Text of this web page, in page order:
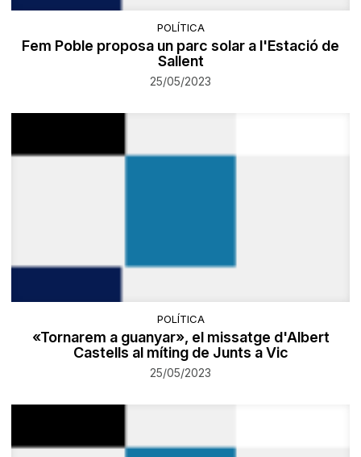
POLÍTICA
Fem Poble proposa un parc solar a l'Estació de
Sallent
25/05/2023
POLÍTICA
«Tornarem a guanyar», el missatge d'Albert
Castells al míting de Junts a Vic
25/05/2023